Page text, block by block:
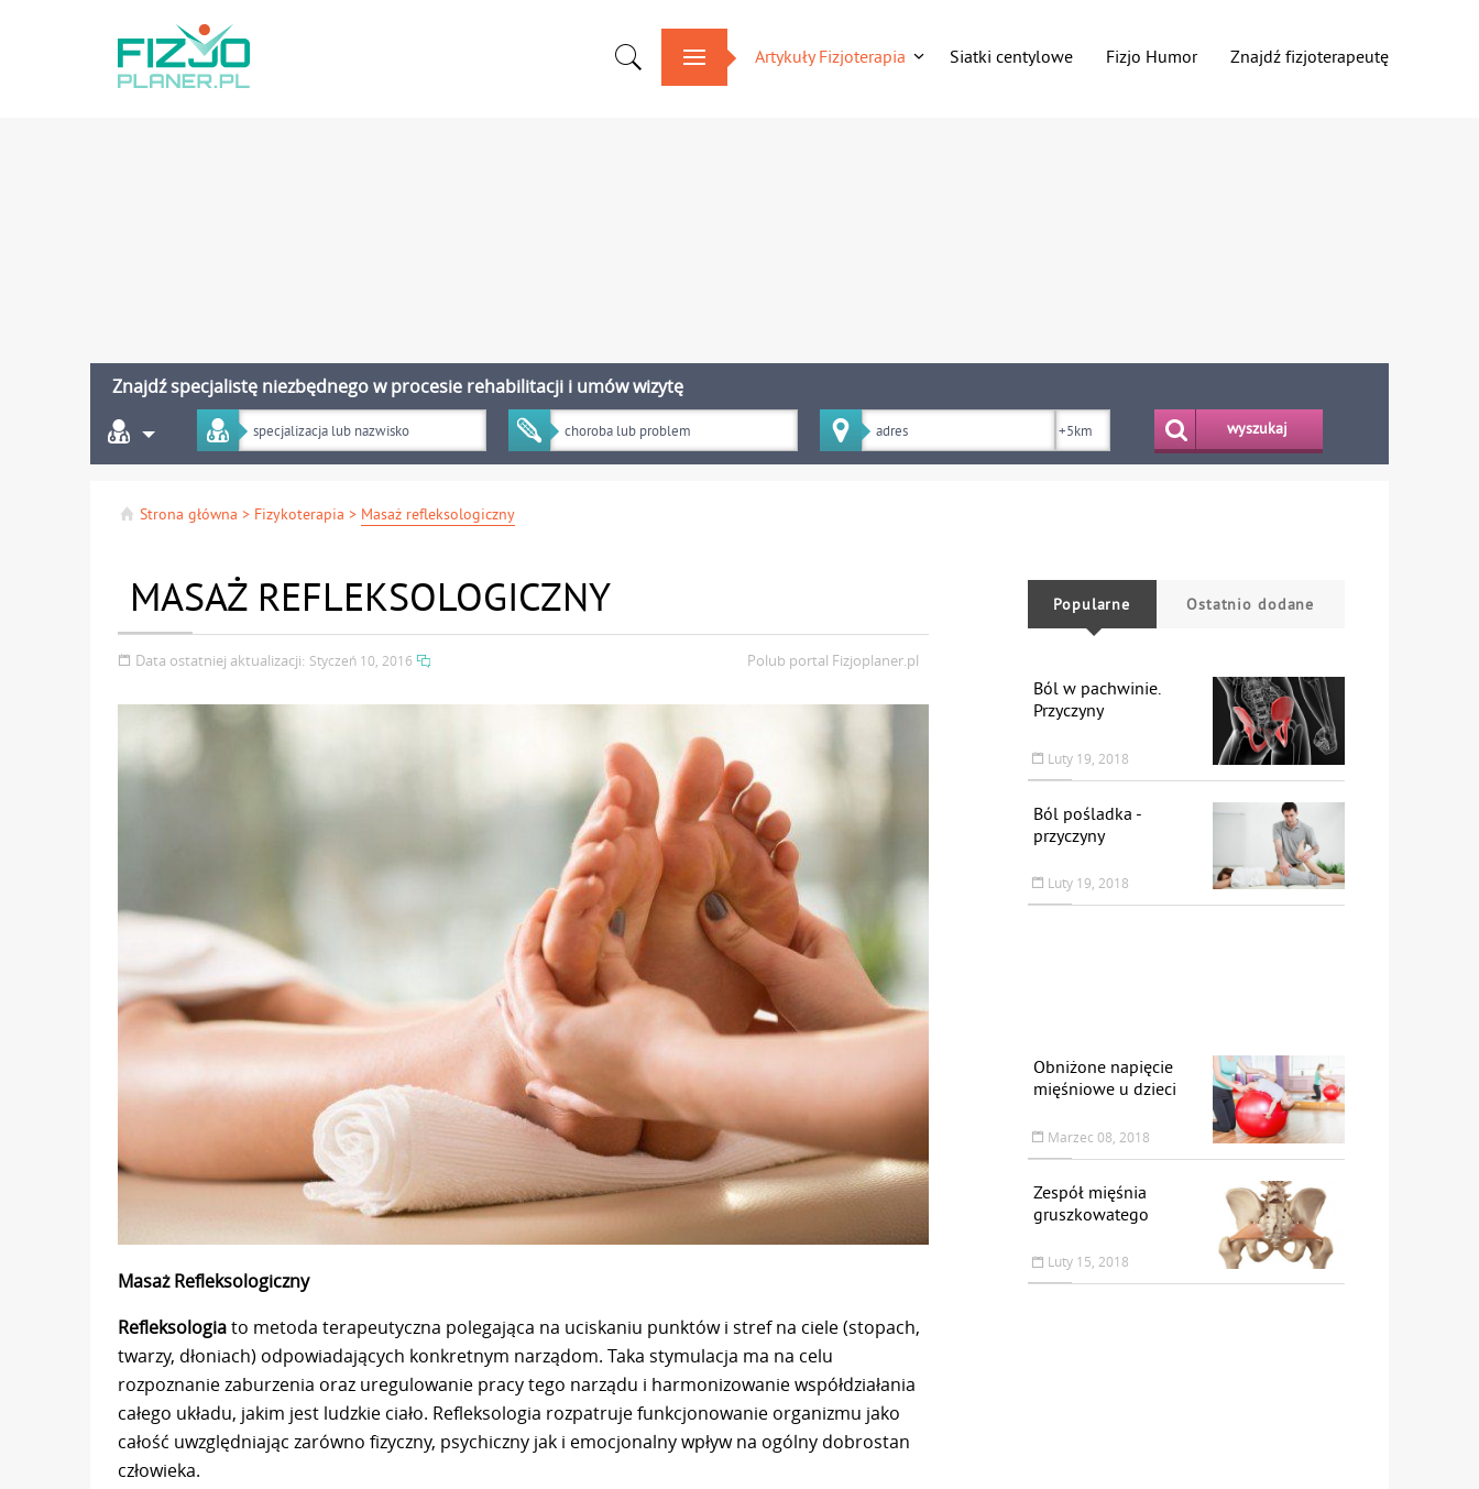
Artykuły Fizjoterapia Siatki centylowe Fizjo Humor Znajdź fizjoterapeutę
Znajdź specjalistę niezbędnego w procesie rehabilitacji i umów wizytę
wyszukaj
Strona główna > Fizykoterapia > Masaż refleksologiczny
MASAŻ REFLEKSOLOGICZNY
Data ostatniej aktualizacji: Styczeń 10, 2016 Polub portal Fizjoplaner.pl
Masaż Refleksologiczny
Refleksologiato metoda terapeutyczna polegająca na uciskaniu punktów i stref na ciele (stopach,
twarzy, dłoniach) odpowiadających konkretnym narządom. Taka stymulacja ma na celu
rozpoznanie zaburzenia oraz uregulowanie pracy tego narządu i harmonizowanie współdziałania
całego układu, jakim jest ludzkie ciało. Refleksologia rozpatruje funkcjonowanie organizmu jako
całość uwzględniając zarówno fizyczny, psychiczny jak i emocjonalny wpływ na ogólny dobrostan
człowieka.
Popularne Ostatnio dodane
Ból w pachwinie.
Przyczyny
Luty 19, 2018
Ból pośladka -
przyczyny
Luty 19, 2018
Obniżone napięcie
mięśniowe u dzieci
Marzec 08, 2018
Zespół mięśnia
gruszkowatego
Luty 15, 2018